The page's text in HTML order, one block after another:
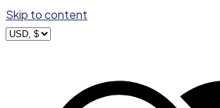
Skip to content